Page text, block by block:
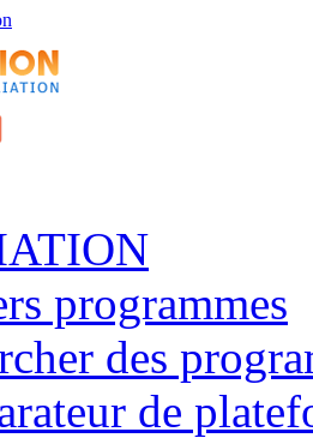
programmes
des
de